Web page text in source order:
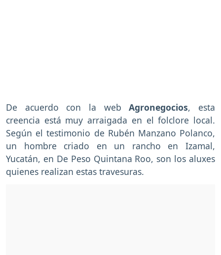
De acuerdo con la webAgronegocios, esta
creencia está muy arraigada en el folclore local.
Según el testimonio de Rubén Manzano Polanco,
un hombre criado en un rancho en Izamal,
Yucatán, en De Peso Quintana Roo, son los aluxes
quienes realizan estas travesuras.